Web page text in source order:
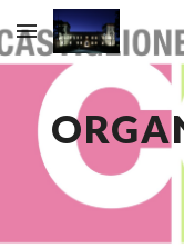
Skip to main content